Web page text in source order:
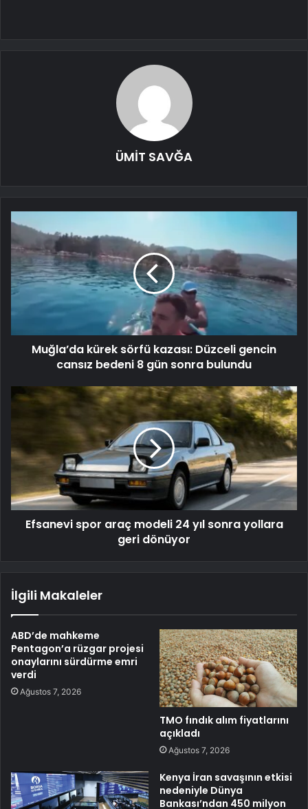
ÜMİT SAVĞA
Muğla’da kürek sörfü kazası: Düzceli gencin
cansız bedeni 8 gün sonra bulundu
Efsanevi spor araç modeli 24 yıl sonra yollara
geri dönüyor
İlgili Makaleler
ABD’de mahkeme
Pentagon’a rüzgar projesi
onaylarını sürdürme emri
verdi
Ağustos 7, 2026
TMO fındık alım fiyatlarını
açıkladı
Ağustos 7, 2026
Kenya İran savaşının etkisi
nedeniyle Dünya
Bankası’ndan 450 milyon